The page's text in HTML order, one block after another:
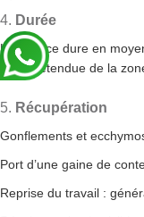
4. Durée
La séance dure en
selon l’étendue de la
5. Récupération
Gonflements et
Port d’une gaine de
Reprise du travail :